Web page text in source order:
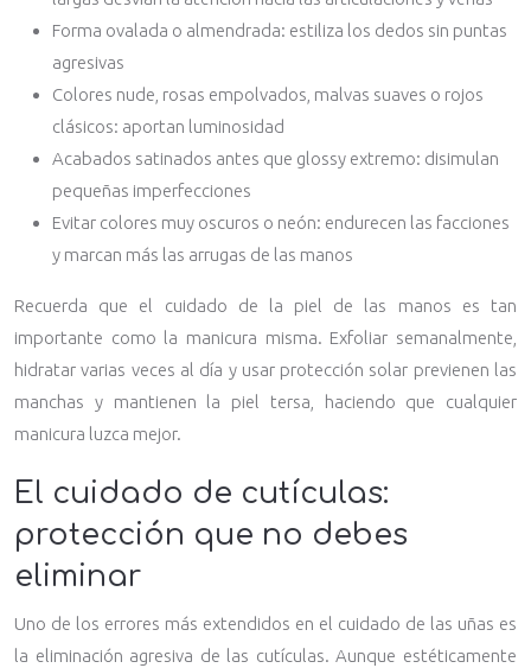
Forma ovalada o almendrada: estiliza los dedos sin puntas
agresivas
Colores nude, rosas empolvados, malvas suaves o rojos
clásicos: aportan luminosidad
Acabados satinados antes que glossy extremo: disimulan
pequeñas imperfecciones
Evitar colores muy oscuros o neón: endurecen las facciones
y marcan más las arrugas de las manos
Recuerda que el cuidado de la piel de las manos es tan
importante como la manicura misma. Exfoliar semanalmente,
hidratar varias veces al día y usar protección solar previenen las
manchas y mantienen la piel tersa, haciendo que cualquier
manicura luzca mejor.
El cuidado de cutículas:
protección que no debes
eliminar
Uno de los errores más extendidos en el cuidado de las uñas es
la eliminación agresiva de las cutículas. Aunque estéticamente